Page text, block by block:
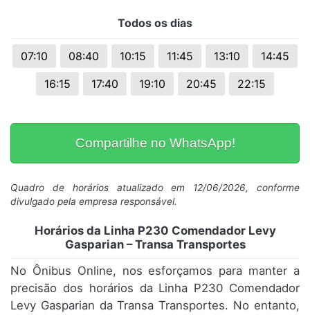
Todos os dias
07:10 08:40 10:15 11:45 13:10
14:45
16:15
17:40 19:10 20:45 22:15
Compartilhe no WhatsApp!
Quadro de horários atualizado em 12/06/2026, conforme
divulgado pela empresa responsável.
Horários da Linha P230 Comendador Levy
Gasparian – Transa Transportes
No Ônibus Online, nos esforçamos para manter a
precisão dos horários da Linha P230 Comendador
Levy Gasparian da Transa Transportes. No entanto,